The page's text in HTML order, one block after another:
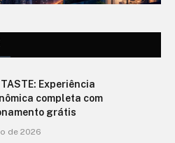
TASTE: Experiência
completa com
grátis
de 2026